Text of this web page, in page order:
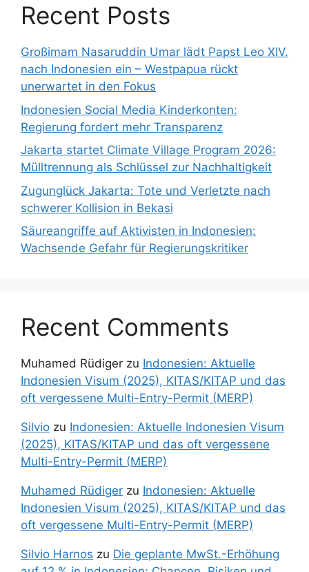
Recent Posts
Großimam Nasaruddin Umar lädt Papst Leo XIV.
nach Indonesien ein – Westpapua rückt
unerwartet in den Fokus
Indonesien Social Media Kinderkonten:
Regierung fordert mehr Transparenz
Jakarta startet Climate Village Program 2026:
Mülltrennung als Schlüssel zur Nachhaltigkeit
Zugunglück Jakarta: Tote und Verletzte nach
schwerer Kollision in Bekasi
Säureangriffe auf Aktivisten in Indonesien:
Wachsende Gefahr für Regierungskritiker
Recent Comments
Muhamed Rüdiger zu Indonesien: Aktuelle
Indonesien Visum (2025), KITAS/KITAP und das
oft vergessene Multi-Entry-Permit (MERP)
Silvio zu Indonesien: Aktuelle Indonesien Visum
(2025), KITAS/KITAP und das oft vergessene
Multi-Entry-Permit (MERP)
Muhamed Rüdiger zu Indonesien: Aktuelle
Indonesien Visum (2025), KITAS/KITAP und das
oft vergessene Multi-Entry-Permit (MERP)
Silvio Harnos zu Die geplante MwSt.-Erhöhung